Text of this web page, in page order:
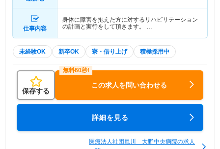
仕事内容
身体に障害を抱えた方に対するリハビリテーション
の計画と実行をして頂きます。 …
未経験OK 新卒OK 寮・借り上げ 積極採用中
保存する
この求人を問い合わせる
詳細を見る
医療法人社団嵐川 大野中央病院の求人